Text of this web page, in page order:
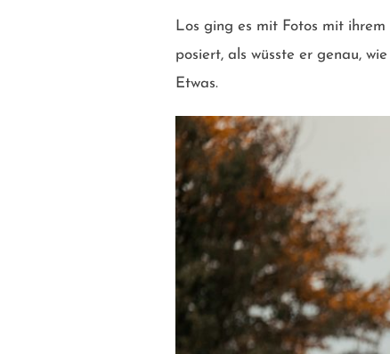
Los ging es mit Fotos mit
posiert, als wüsste er genau,
Etwas.